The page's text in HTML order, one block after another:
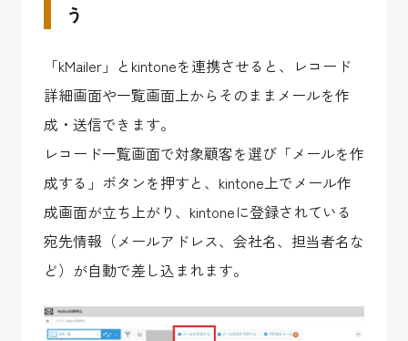
う
「kMailer」とkintoneを連携させると、レコード
詳細画面や一覧画面上からそのままメールを作
成・送信できます。
レコード一覧画面で対象顧客を選び「メールを作
成する」ボタンを押すと、kintone上でメール作
成画面が立ち上がり、kintoneに登録されている
宛先情報（メールアドレス、会社名、担当者名な
ど）が自動で差し込まれます。